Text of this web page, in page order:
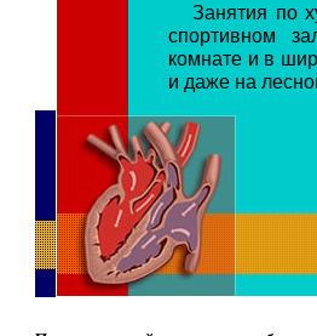
Занятия по
спортивном
комнате и в
и даже на